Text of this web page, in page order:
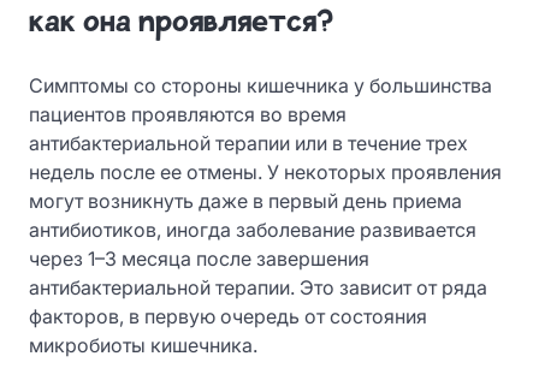
как она проявляется?
Симптомы со стороны кишечника у большинства
пациентов проявляются во время
антибактериальной терапии или в течение трех
недель после ее отмены. У некоторых проявления
могут возникнуть даже в первый день приема
антибиотиков, иногда заболевание развивается
через 1–3 месяца после завершения
антибактериальной терапии. Это зависит от ряда
факторов, в первую очередь от состояния
микробиоты кишечника.